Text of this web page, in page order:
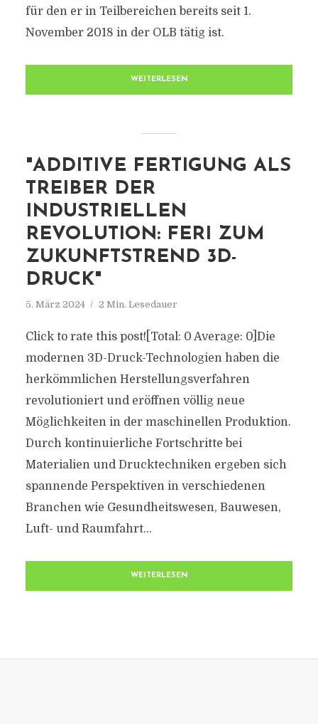
für den er in Teilbereichen bereits seit 1.
November 2018 in der OLB tätig ist.
WEITERLESEN
"ADDITIVE FERTIGUNG ALS
TREIBER DER
INDUSTRIELLEN
REVOLUTION: FERI ZUM
ZUKUNFTSTREND 3D-
DRUCK"
5. März 2024 2 Min. Lesedauer
Click to rate this post![Total: 0 Average: 0]Die
modernen 3D-Druck-Technologien haben die
herkömmlichen Herstellungsverfahren
revolutioniert und eröffnen völlig neue
Möglichkeiten in der maschinellen Produktion.
Durch kontinuierliche Fortschritte bei
Materialien und Drucktechniken ergeben sich
spannende Perspektiven in verschiedenen
Branchen wie Gesundheitswesen, Bauwesen,
Luft- und Raumfahrt...
WEITERLESEN